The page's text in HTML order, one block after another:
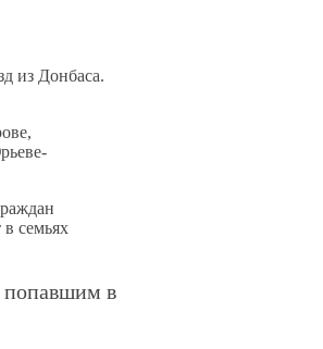
из Донбаса.
семьях
попавшим в